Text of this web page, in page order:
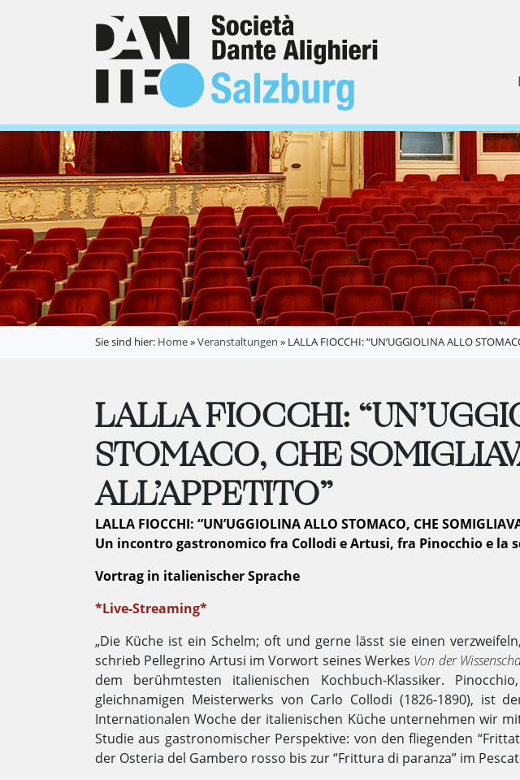
Sie sind hier: Home»Veranstaltungen » LALLA FIOCCHI: “UN’UGGIOLINA ALLO
LALLA FIOCCHI:
STOMACO, CHE
ALL’APPETITO”
LALLA FIOCCHI: “UN’UGGIOLINA ALLO STOMACO, CHE
Un incontro gastronomico fra Collodi e Artusi, fra Pinocchio e la
Vortrag in italienischer Sprache
*Live-Streaming*
„Die Küche ist ein Schelm; oft und gerne lässt sie einen
schrieb Pellegrino Artusi im Vorwort seines Werkes Von der
dem berühmtesten italienischen Kochbuch-Klassiker.
gleichnamigen Meisterwerks von Carlo Collodi (1826-1890), ist
Internationalen Woche der italienischen Küche unternehmen wir
Studie aus gastronomischer Perspektive: von den fliegenden
der Osteria del Gambero rosso bis zur “Frittura di paranza” im